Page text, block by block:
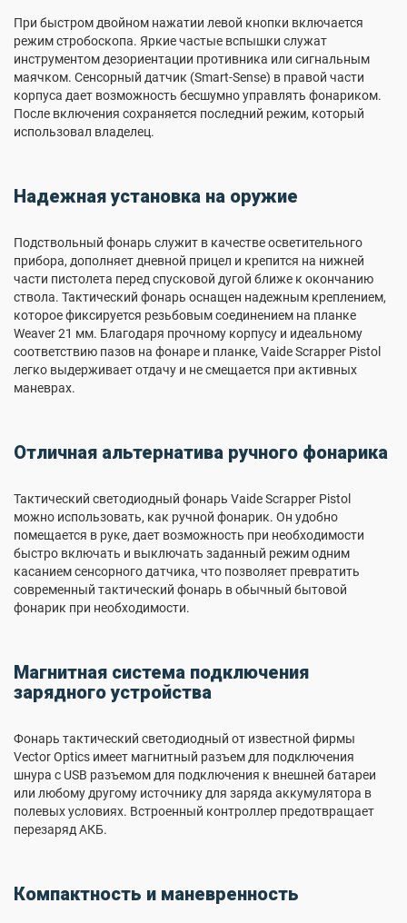
При быстром двойном нажатии левой кнопки включается
режим стробоскопа. Яркие частые вспышки служат
инструментом дезориентации противника или сигнальным
маячком. Сенсорный датчик (Smart-Sense) в правой части
корпуса дает возможность бесшумно управлять фонариком.
После включения сохраняется последний режим, который
использовал владелец.
Надежная установка на оружие
Подствольный фонарь служит в качестве осветительного
прибора, дополняет дневной прицел и крепится на нижней
части пистолета перед спусковой дугой ближе к окончанию
ствола. Тактический фонарь оснащен надежным креплением,
которое фиксируется резьбовым соединением на планке
Weaver 21 мм. Благодаря прочному корпусу и идеальному
соответствию пазов на фонаре и планке, Vaide Scrapper Pistol
легко выдерживает отдачу и не смещается при активных
маневрах.
Отличная альтернатива ручного фонарика
Тактический светодиодный фонарь Vaide Scrapper Pistol
можно использовать, как ручной фонарик. Он удобно
помещается в руке, дает возможность при необходимости
быстро включать и выключать заданный режим одним
касанием сенсорного датчика, что позволяет превратить
современный тактический фонарь в обычный бытовой
фонарик при необходимости.
Магнитная система подключения
зарядного устройства
Фонарь тактический светодиодный от известной фирмы
Vector Optics имеет магнитный разъем для подключения
шнура с USB разъемом для подключения к внешней батареи
или любому другому источнику для заряда аккумулятора в
полевых условиях. Встроенный контроллер предотвращает
перезаряд АКБ.
Компактность и маневренность